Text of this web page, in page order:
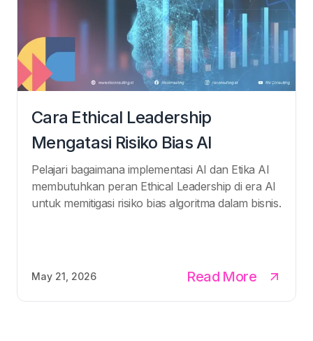
Cara Ethical Leadership
Mengatasi Risiko Bias AI
Pelajari bagaimana implementasi AI dan Etika AI
membutuhkan peran Ethical Leadership di era AI
untuk memitigasi risiko bias algoritma dalam bisnis.
May 21, 2026 Read More